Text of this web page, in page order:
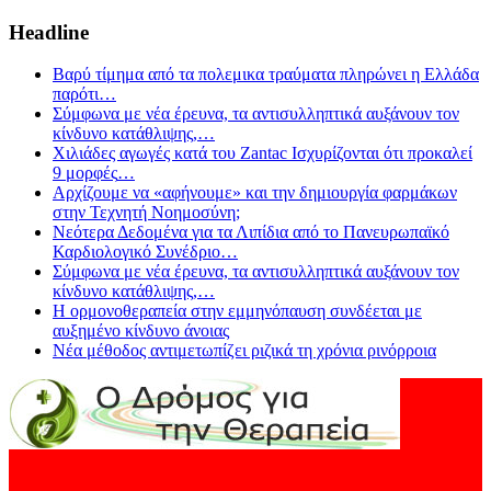
Headline
Βαρύ τίμημα από τα πολεμικα τραύματα πληρώνει η Ελλάδα
παρότι…
Σύμφωνα με νέα έρευνα, τα αντισυλληπτικά αυξάνουν τον
κίνδυνο κατάθλιψης,…
Χιλιάδες αγωγές κατά του Zantac Ισχυρίζονται ότι προκαλεί
9 μορφές…
Αρχίζουμε να «αφήνουμε» και την δημιουργία φαρμάκων
στην Τεχνητή Νοημοσύνη;
Νεότερα Δεδομένα για τα Λιπίδια από το Πανευρωπαϊκό
Καρδιολογικό Συνέδριο…
Σύμφωνα με νέα έρευνα, τα αντισυλληπτικά αυξάνουν τον
κίνδυνο κατάθλιψης,…
Η ορμονοθεραπεία στην εμμηνόπαυση συνδέεται με
αυξημένο κίνδυνο άνοιας
Νέα μέθοδος αντιμετωπίζει ριζικά τη χρόνια ρινόρροια